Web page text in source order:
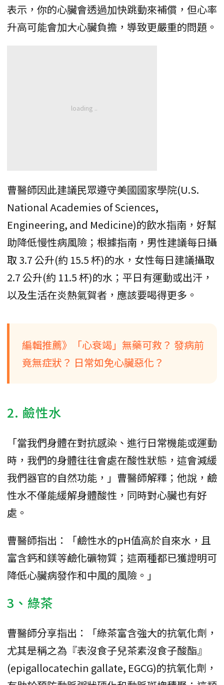
表示，你的心臟會透過加快跳動來補償，但心率
升高可能會加大心臟負擔，導致更嚴重的問題。
曹醫師因此建議民眾遵守美國國家學院(U.S.
National Academies of Sciences,
Engineering, and Medicine)的飲水指南，好幫
助降低慢性病風險；根據指南，男性建議每日攝
取 3.7 公升(約 15.5 杯)的水，女性每日建議攝取
2.7 公升(約 11.5 杯)的水；平日有運動或出汗，
以及生活在炎熱氣賀者，應該要喝得更多。
編輯推薦》「心衰竭」無藥可救？ 發病前
竟無症狀？ 日常如免心臟惡化？
2. 鹼性水
「當我們身體在對抗感染、進行日常機能或運動
時，我們的身體往往會處在酸性狀態，這會減緩
我們器官的自然功能，」曹醫師解釋；他說，鹼
性水不僅能緩解身體酸性，同時對心臟也有好
處。
曹醫師指出：「鹼性水的pH值高於自來水，且
富含鈣和鎂等鹼化礦物質；這兩種都已獲證明可
降低心臟病發作和中風的風險。」
3、綠茶
曹醫師分享指出：「綠茶富含強大的抗氧化劑，
尤其是稱之為『表沒食子兒茶素沒食子酸酯』
(epigallocatechin gallate, EGCG)的抗氧化劑，